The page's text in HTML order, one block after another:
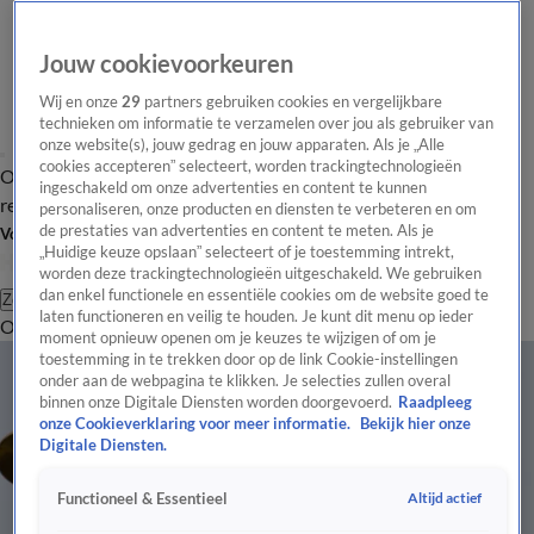
Overzicht Laatste nieuws Regionieuws Het beste van Hart
Tip de
redactie
Volg Hart van Nederland
Zoeken
OverzichtRegioUitzendingenWeerTip de redactiePanelVideo's
Jouw cookievoorkeuren
Wij en onze29 partners gebruiken cookies en vergelijkbare
technieken om informatie te verzamelen over jou als gebruiker van
onze website(s), jouw gedrag en jouw apparaten. Als je „Alle
cookies accepteren” selecteert, worden trackingtechnologieën
ingeschakeld om onze advertenties en content te kunnen
personaliseren, onze producten en diensten te verbeteren en om
de prestaties van advertenties en content te meten. Als je
„Huidige keuze opslaan” selecteert of je toestemming intrekt,
worden deze trackingtechnologieën uitgeschakeld. We gebruiken
dan enkel functionele en essentiële cookies om de website goed te
laten functioneren en veilig te houden. Je kunt dit menu op ieder
moment opnieuw openen om je keuzes te wijzigen of om je
toestemming in te trekken door op de link Cookie-instellingen
onder aan de webpagina te klikken. Je selecties zullen overal
binnen onze Digitale Diensten worden doorgevoerd. Raadpleeg
onze Cookieverklaring voor meer informatie.
Bekijk hier onze
Digitale Diensten.
Functioneel & Essentieel Altijd actief